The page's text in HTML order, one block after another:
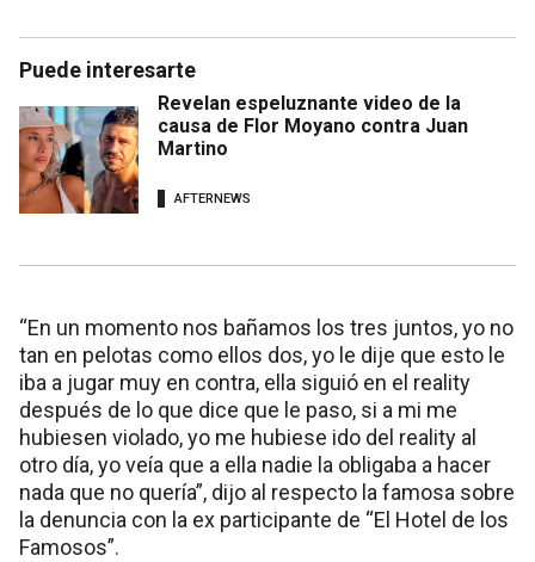
Puede interesarte
Revelan espeluznante video de la
causa de Flor Moyano contra Juan
Martino
AFTERNEWS
“En un momento nos bañamos los tres juntos, yo no
tan en pelotas como ellos dos, yo le dije que esto le
iba a jugar muy en contra, ella siguió en el reality
después de lo que dice que le paso, si a mi me
hubiesen violado, yo me hubiese ido del reality al
otro día, yo veía que a ella nadie la obligaba a hacer
nada que no quería”, dijo al respecto la famosa sobre
la denuncia con la ex participante de “El Hotel de los
Famosos”.